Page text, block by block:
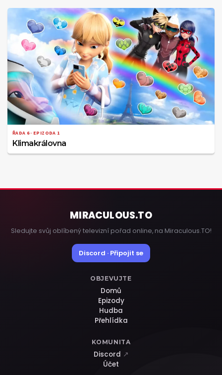
ŘADA 6 · EPIZODA 1
Klimakrálovna
MIRACULOUS.TO
Sledujte svůj oblíbený televizní pořad online, na Miraculous.TO!
Discord · Připojit se
OBJEVUJTE
Domů
Epizody
Hudba
Přehlídka
KOMUNITA
Discord ↗
Účet